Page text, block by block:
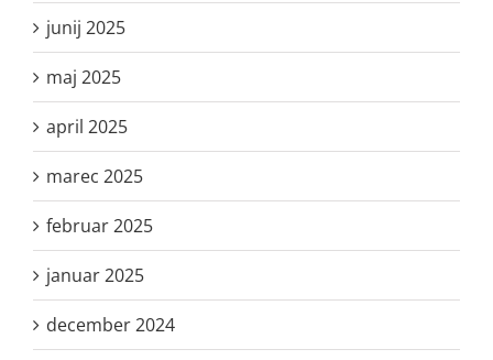
junij 2025
maj 2025
april 2025
marec 2025
februar 2025
januar 2025
december 2024